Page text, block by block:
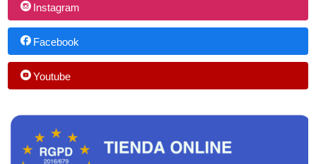
Instagram
Facebook
Youtube